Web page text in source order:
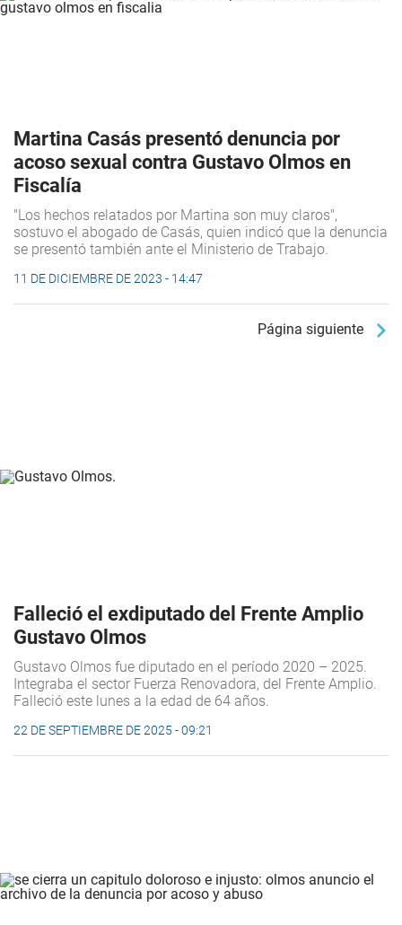
Martina Casás presentó denuncia por
acoso sexual contra Gustavo Olmos en
Fiscalía
"Los hechos relatados por Martina son muy claros",
sostuvo el abogado de Casás, quien indicó que la denuncia
se presentó también ante el Ministerio de Trabajo.
11 DE DICIEMBRE DE 2023 - 14:47
Página siguiente
Falleció el exdiputado del Frente Amplio
Gustavo Olmos
Gustavo Olmos fue diputado en el período 2020 – 2025.
Integraba el sector Fuerza Renovadora, del Frente Amplio.
Falleció este lunes a la edad de 64 años.
22 DE SEPTIEMBRE DE 2025 - 09:21